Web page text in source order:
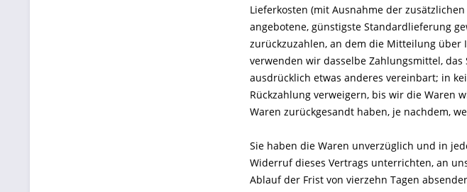
Lieferkosten (mit Ausnahme der
angebotene, günstigste Standardlieferung
zurückzuzahlen, an dem die Mitteilung über
verwenden wir dasselbe Zahlungsmittel,
ausdrücklich etwas anderes vereinbart; in
Rückzahlung verweigern, bis wir die Waren
Waren zurückgesandt haben, je nachdem,
Sie haben die Waren unverzüglich und in
Widerruf dieses Vertrags unterrichten, an
Ablauf der Frist von vierzehn Tagen